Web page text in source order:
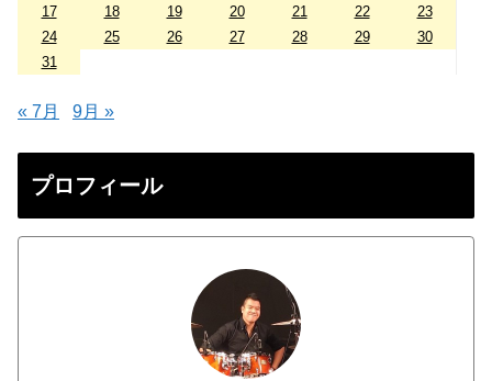
17
18 19 20 21 22
23
24
25 26 27 28 29
30
31
« 7月 9月 »
プロフィール